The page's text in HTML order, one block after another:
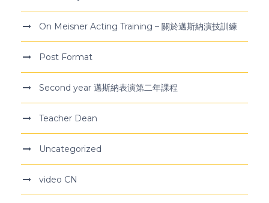
On Meisner Acting Training – 關於邁斯納演技訓練
Post Format
Second year 邁斯納表演第二年課程
Teacher Dean
Uncategorized
video CN